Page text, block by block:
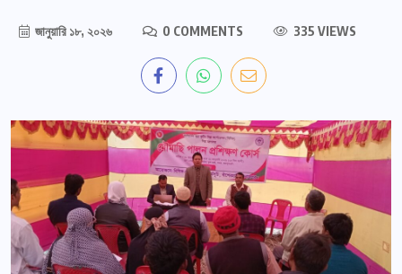
জানুয়ারি ১৮, ২০২৬ 0 COMMENTS 335 VIEWS